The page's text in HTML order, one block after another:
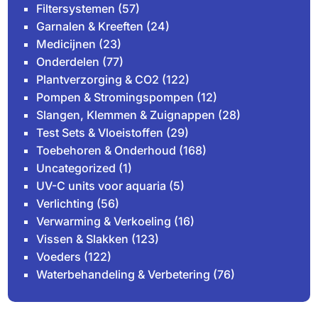
Filtersystemen (57)
Garnalen & Kreeften (24)
Medicijnen (23)
Onderdelen (77)
Plantverzorging & CO2 (122)
Pompen & Stromingspompen (12)
Slangen, Klemmen & Zuignappen (28)
Test Sets & Vloeistoffen (29)
Toebehoren & Onderhoud (168)
Uncategorized (1)
UV-C units voor aquaria (5)
Verlichting (56)
Verwarming & Verkoeling (16)
Vissen & Slakken (123)
Voeders (122)
Waterbehandeling & Verbetering (76)